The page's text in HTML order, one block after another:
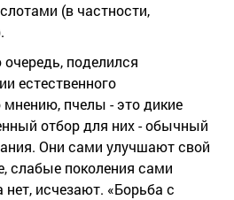
(в частности,
поделился
естественного
мнению, пчелы - это дикие
отбор для них - обычный
Они сами улучшают свой
слабые поколения сами
нет, исчезают. «Борьба с